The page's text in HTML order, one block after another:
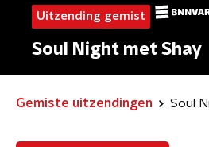
Uitzending gemist
Soul Night met Shay
Gemiste uitzendingen Soul